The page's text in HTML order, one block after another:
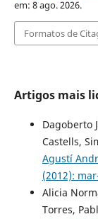
em: 8 ago. 2026.
Formatos de
Artigos mais
Dagoberto
Castells,
Agustí
(2012):
Alicia
Torres,